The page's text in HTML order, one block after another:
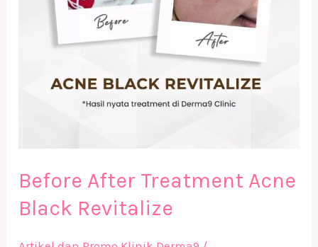
Before After Treatment Acne
Black Revitalize